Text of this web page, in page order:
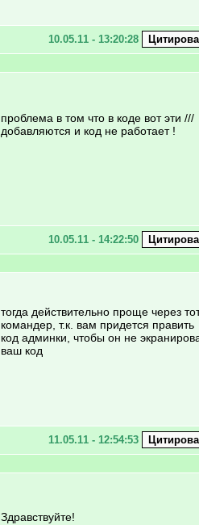
10.05.11 - 13:20:28
проблема в том что в коде вот эти ///
добавляются и код не работает !
10.05.11 - 14:22:50
тогда действительно проще через
командер, т.к. вам придется править
код админки, чтобы он не
ваш код
11.05.11 - 12:54:53
Здравствуйте!